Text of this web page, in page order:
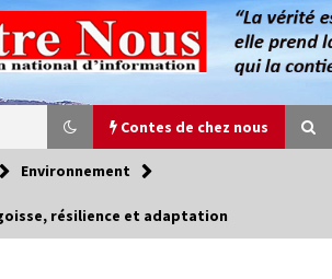
Contes de chez nous
nous
Environnement
résilience et adaptation